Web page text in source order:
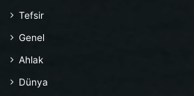
Tefsir
Genel
Ahlak
Dünya